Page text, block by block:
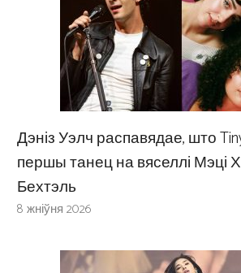
Дэніз Уэлч распавядае, што
першы танец на вяселлі Мэці
Бехтэль
8 жніўня 2026